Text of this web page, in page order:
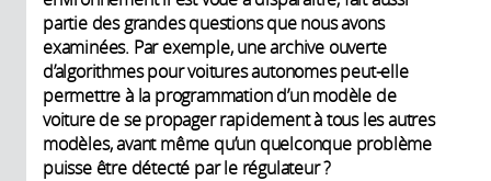
partie des grandes questions que nous avons
examinées. Par exemple, une archive ouverte
d’algorithmes pour voitures autonomes peut-elle
permettre à la programmation d’un modèle de
voiture de se propager rapidement à tous les autres
modèles, avant même qu’un quelconque problème
puisse être détecté par le régulateur ?